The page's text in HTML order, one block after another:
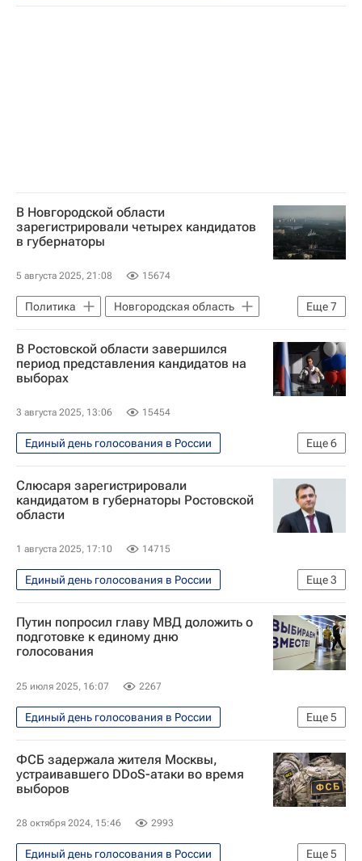
Политика
Россия
В Новгородской области
зарегистрировали четырех кандидатов
в губернаторы
5 августа 2025, 21:08 15674
Еще7
Политика
Новгородская область
Россия
Александра Дронова
Ольга Ефимова
Татьяна Яковлева
Единая Россия
В Ростовской области завершился
период представления кандидатов на
выборах
3 августа 2025, 13:06 15454
Еще6
Единый день голосования в России
Политика
Ростовская область
Юрий Слюсарь
Единая Россия
КПРФ
Слюсаря зарегистрировали
кандидатом в губернаторы Ростовской
области
1 августа 2025, 17:10 14715
Еще3
Единый день голосования в России
Ростовская область
Юрий Слюсарь
Общество
Путин попросил главу МВД доложить о
подготовке к единому дню
голосования
25 июля 2025, 16:07 2267
Еще5
Единый день голосования в России
Политика
Владимир Путин
Россия
Общество
Владимир Колокольцев
ФСБ задержала жителя Москвы,
устраивавшего DDoS-атаки во время
выборов
28 октября 2024, 15:46 2993
Еще5
Единый день голосования в России